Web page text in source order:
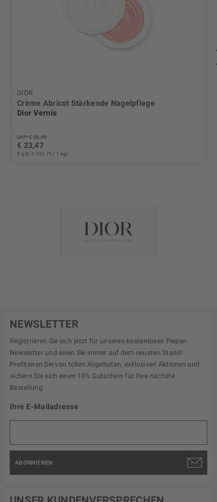
DIOR
Crème Abricot Stärkende Nagelpflege
Dior Vernis
UVP* € 36,99
€ 23,47
8 g (€ 2.933,75 / 1 kg)
NEWSLETTER
Registrieren Sie sich jetzt für unseren kostenlosen Pieper-
Newsletter und seien Sie immer auf dem neusten Stand!
Profitieren Sie von tollen Angeboten, exklusiven Aktionen und
sichern Sie sich einen 10% Gutschein für Ihre nächste
Bestellung.
Ihre E-Mailadresse
ABONNIEREN